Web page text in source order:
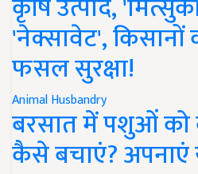
'नेक्सावेट', किसानों
फसल सुरक्षा!
Animal Husbandry
बरसात में पशुओं को
कैसे बचाएं?